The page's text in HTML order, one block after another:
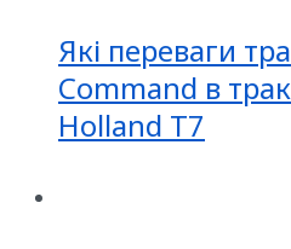
Які переваги
Command в
Holland T7